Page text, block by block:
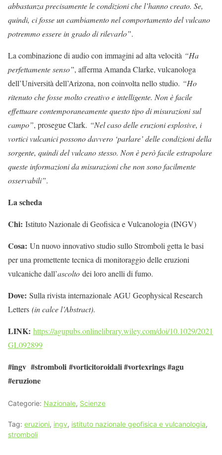
abbastanza precisamente le condizioni che l’hanno creato. Se,
quindi, ci fosse un cambiamento nel comportamento del vulcano
potremmo essere in grado di rilevarlo”.
La combinazione di audio con immagini ad alta velocità “Ha
perfettamente senso”, afferma Amanda Clarke, vulcanologa
dell’Università dell’Arizona, non coinvolta nello studio. “Ho
ritenuto che fosse molto creativo e intelligente. Non è facile
effettuare contemporaneamente questo tipo di misurazioni sul
campo”, prosegue Clark. “Nel caso delle eruzioni esplosive, i
vortici vulcanici possono davvero ‘parlare’ delle condizioni della
sorgente, quindi del vulcano stesso. Non è però facile estrapolare
queste informazioni da misurazioni che non sono facilmente
osservabili”.
La scheda
Chi: Istituto Nazionale di Geofisica e Vulcanologia (INGV)
Cosa: Un nuovo innovativo studio sullo Stromboli getta le basi
per una promettente tecnica di monitoraggio delle eruzioni
vulcaniche dall’ascolto dei loro anelli di fumo.
Dove: Sulla rivista internazionale AGU Geophysical Research
Letters (in calce l’Abstract).
LINK: https://agupubs.onlinelibrary.wiley.com/doi/10.1029/2021
GL092899
#ingv #stromboli #vorticitoroidali #vortexrings #agu
#eruzione
Categorie: Nazionale, Scienze
Tag: eruzioni, ingv, istituto nazionale geofisica e vulcanologia,
stromboli